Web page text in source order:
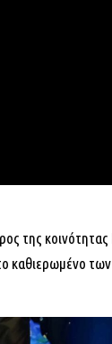
της
το καθιερωμένο